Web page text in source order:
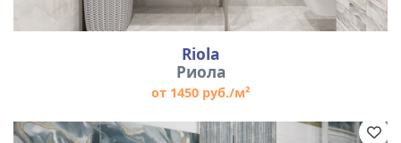
Riola
Риола
от 1450 руб./м²